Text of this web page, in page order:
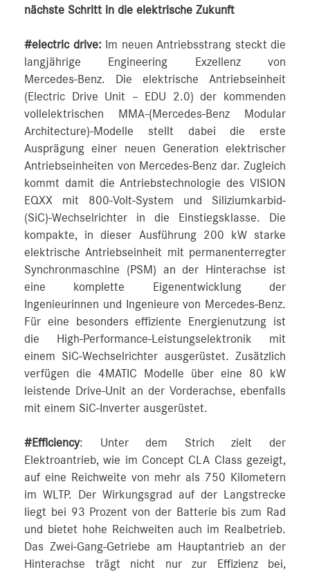
nächste Schritt in die elektrische Zukunft
#electric drive: Im neuen Antriebsstrang steckt die
langjährige Engineering Exzellenz von
Mercedes‑Benz. Die elektrische Antriebseinheit
(Electric Drive Unit – EDU 2.0) der kommenden
vollelektrischen MMA-(Mercedes‑Benz Modular
Architecture)-Modelle stellt dabei die erste
Ausprägung einer neuen Generation elektrischer
Antriebseinheiten von Mercedes‑Benz dar. Zugleich
kommt damit die Antriebstechnologie des VISION
EQXX mit 800-Volt-System und Siliziumkarbid-
(SiC)-Wechselrichter in die Einstiegsklasse. Die
kompakte, in dieser Ausführung 200 kW starke
elektrische Antriebseinheit mit permanenterregter
Synchronmaschine (PSM) an der Hinterachse ist
eine komplette Eigenentwicklung der
Ingenieurinnen und Ingenieure von Mercedes-Benz.
Für eine besonders effiziente Energienutzung ist
die High-Performance-Leistungselektronik mit
einem SiC-Wechselrichter ausgerüstet. Zusätzlich
verfügen die 4MATIC Modelle über eine 80 kW
leistende Drive-Unit an der Vorderachse, ebenfalls
mit einem SiC-Inverter ausgerüstet.
#Efficiency: Unter dem Strich zielt der
Elektroantrieb, wie im Concept CLA Class gezeigt,
auf eine Reichweite von mehr als 750 Kilometern
im WLTP. Der Wirkungsgrad auf der Langstrecke
liegt bei 93 Prozent von der Batterie bis zum Rad
und bietet hohe Reichweiten auch im Realbetrieb.
Das Zwei-Gang-Getriebe am Hauptantrieb an der
Hinterachse trägt nicht nur zur Effizienz bei,